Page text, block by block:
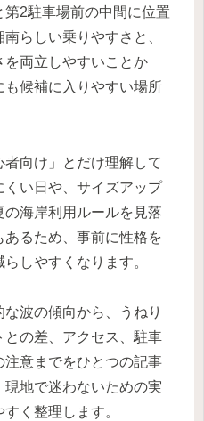
2駐車場前の中間に位置
らしい乗りやすさと、
両立しやすいことか
も候補に入りやすい場所
向け」とだけ理解して
くい日や、サイズアップ
海岸利用ルールを見落
るため、事前に性格を
しやすくなります。
波の傾向から、うねり
との差、アクセス、駐車
意までをひとつの記事
地で迷わないための実
く整理します。